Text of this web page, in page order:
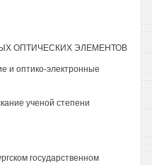
ОПТИЧЕСКИХ ЭЛЕМЕНТОВ
и оптико-электронные
ученой степени
государственном